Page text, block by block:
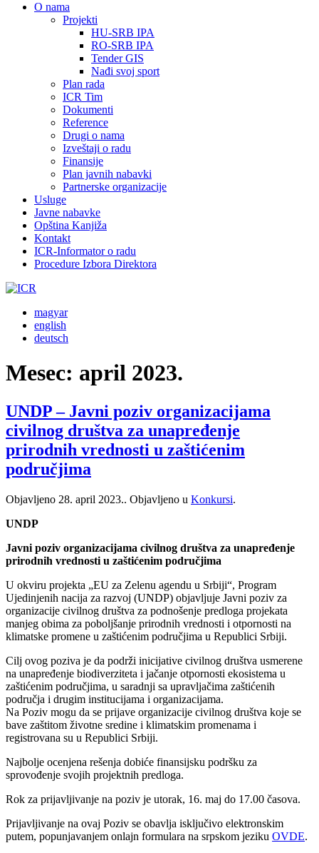
О nama
Projekti
HU-SRB IPA
RO-SRB IPA
Tender GIS
Nađi svoj sport
Plan rada
ICR Tim
Dokumenti
Reference
Drugi o nama
Izveštaji o radu
Finansije
Plan javnih nabavki
Partnerske organizacije
Usluge
Javne nabavke
Opština Kanjiža
Kontakt
ICR-Informator o radu
Procedure Izbora Direktora
magyar
english
deutsch
Mesec: april 2023.
UNDP – Javni poziv organizacijama
civilnog društva za unapređenje
prirodnih vrednosti u zaštićenim
područjima
Objavljeno 28. april 2023.. Objavljeno u Konkursi.
UNDP
Javni poziv organizacijama civilnog društva za unapređenje
prirodnih vrednosti u zaštićenim područjima
U okviru projekta „EU za Zelenu agendu u Srbiji“, Program
Ujedinjenih nacija za razvoj (UNDP) objavljuje Јavni poziv za
organizacije civilnog društva za podnošenje predloga projekata
manjeg obima za poboljšanje prirodnih vrednosti i otpornosti na
klimatske promene u zaštićenim područjima u Republici Srbiji.
Cilj ovog poziva je da podrži inicijative civilnog društva usmerene
na unapređenje biodiverziteta i jačanje otpornosti ekosistema u
zaštićenim područjima, u saradnji sa upravljačima zaštićenih
područja i drugim institucijama i organizacijama.
Na Poziv mogu da se prijave organizacije civilnog društva koje se
bave zaštitom životne sredine i klimatskim promenama i
registrovana su u Republici Srbiji.
Najbolje ocenjena rešenja dobiće finansijsku podršku za
sprovođenje svojih projektnih predloga.
Rok za prijavljivanje na poziv je utorak, 16. maj do 17.00 časova.
Prijavljivanje na ovaj Poziv se obavlja isključivo elektronskim
putem, popunjavanjem onlajn formulara na srpskom jeziku OVDE.